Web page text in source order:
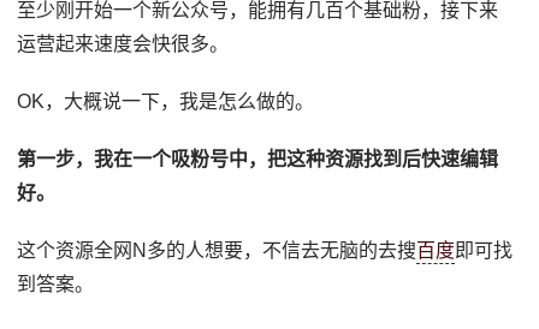
至少刚开始一个新公众号，能拥有几百个基础粉，接下来
运营起来速度会快很多。
OK，大概说一下，我是怎么做的。
第一步，我在一个吸粉号中，把这种资源找到后快速编辑
好。
这个资源全网N多的人想要，不信去无脑的去搜百度即可找
到答案。